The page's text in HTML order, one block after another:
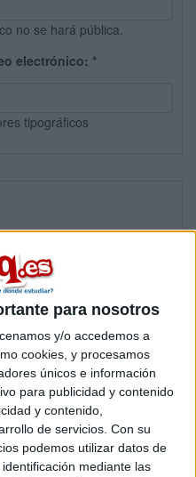
para nosotros
y/o accedemos a
cookies, y procesamos
únicos e información
para publicidad y contenido
y contenido,
de servicios. Con su
podemos utilizar datos de
mediante las
no se hará pública.
electrónico: *
tipográficos